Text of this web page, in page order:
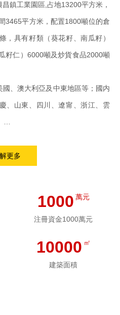
工業園區,占地13200平方米，
3465平方米，配置1800噸位的倉
，具有籽類（葵花籽、南瓜籽）
籽仁）6000噸及炒貨食品2000噸
、澳大利亞及中東地區等；國内
、山東、四川、遼甯、浙江、雲
售部、辦公室等職能部門。公司
，部門管理制度及方法建立完善
體系”是依據《GB/T19001：
生規範》、《食品安全全球标準
）第八版》等标準以及相關的法
更多
1000 萬元
注冊資金1000萬元
10000 ㎡
建築面積